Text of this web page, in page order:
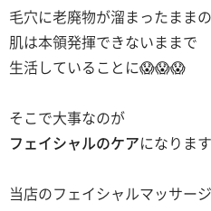
毛穴に老廃物が溜まったまま
肌は本領発揮できないままで
生活していることに😱😱😱
そこで大事なのが
フェイシャルのケアになります
当店のフェイシャルマッサー